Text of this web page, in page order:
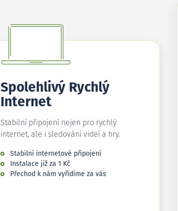
Spolehlivý Rychlý
Internet
Stabilní připojení nejen pro rychlý
internet, ale i sledování videí a hry.
Stabilní internetové připojení
Instalace již za 1 Kč
Přechod k nám vyřídíme za vás